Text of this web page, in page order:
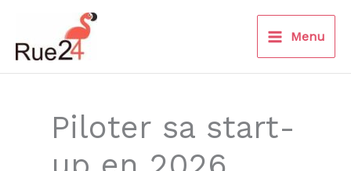
contenu
Menu
Piloter sa start-